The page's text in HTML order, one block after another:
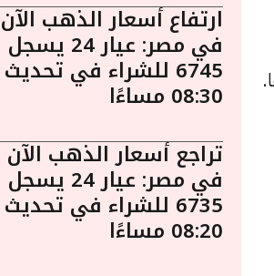
صباحًا.
ارتفاع أسعار الذهب الآن
في مصر: عيار 24 يسجل
6745 للشراء في تحديث
08:30 مساءًا
تراجع أسعار الذهب الآن
في مصر: عيار 24 يسجل
6735 للشراء في تحديث
08:20 مساءًا